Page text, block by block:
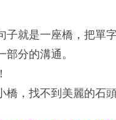
子就是一座橋，把單
分的溝通。
橋，找不到美麗的石